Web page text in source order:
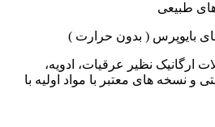
طبیعی
بایوپرس ( بدون حرارت )
ارگانیک نظیر عرقیات، ادویه،
و نسخه های معتبر با مواد اولیه با